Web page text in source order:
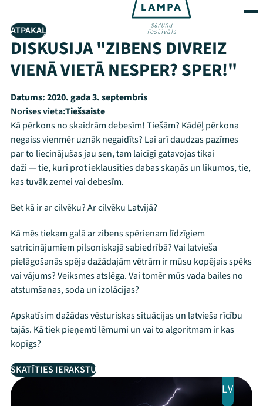
ATPAKAĻ
DISKUSIJA "ZIBENS DIVREIZ
VIENĀ VIETĀ NESPER? SPER!"
Datums:2020. gada 3. septembris
Norises vieta:Tiešsaiste
Kā pērkons no skaidrām debesīm! Tiešām? Kādēļ pērkona
negaiss vienmēr uznāk negaidīts? Lai arī daudzas pazīmes
par to liecinājušas jau sen, tam laicīgi gatavojas tikai
daži — tie, kuri prot ieklausīties dabas skaņās un likumos, tie,
kas tuvāk zemei vai debesīm.
Bet kā ir ar cilvēku? Ar cilvēku Latvijā?
Kā mēs tiekam galā ar zibens spērienam līdzīgiem
satricinājumiem pilsoniskajā sabiedrībā? Vai latvieša
pielāgošanās spēja dažādajām vētrām ir mūsu kopējais spēks
vai vājums? Veiksmes atslēga. Vai tomēr mūs vada bailes no
atstumšanas, soda un izolācijas?
Apskatīsim dažādas vēsturiskas situācijas un latvieša rīcību
tajās. Kā tiek pieņemti lēmumi un vai to algoritmam ir kas
kopīgs?
SKATĪTIES IERAKSTU
LV